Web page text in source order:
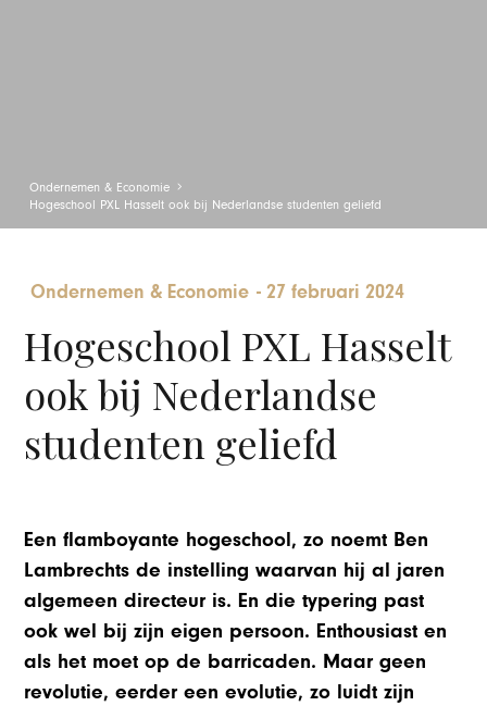
Ondernemen & Economie
Hogeschool PXL Hasselt ook bij Nederlandse studenten geliefd
Ondernemen & Economie -27 februari 2024
Hogeschool PXL Hasselt
ook bij Nederlandse
studenten geliefd
Een flamboyante hogeschool, zo noemt Ben
Lambrechts de instelling waarvan hij al jaren
algemeen directeur is. En die typering past
ook wel bij zijn eigen persoon. Enthousiast en
als het moet op de barricaden. Maar geen
revolutie, eerder een evolutie, zo luidt zijn